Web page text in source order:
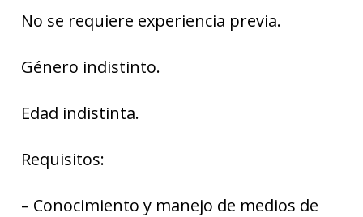
No se requiere experiencia previa.
Género indistinto.
Edad indistinta.
Requisitos:
– Conocimiento y manejo de medios de